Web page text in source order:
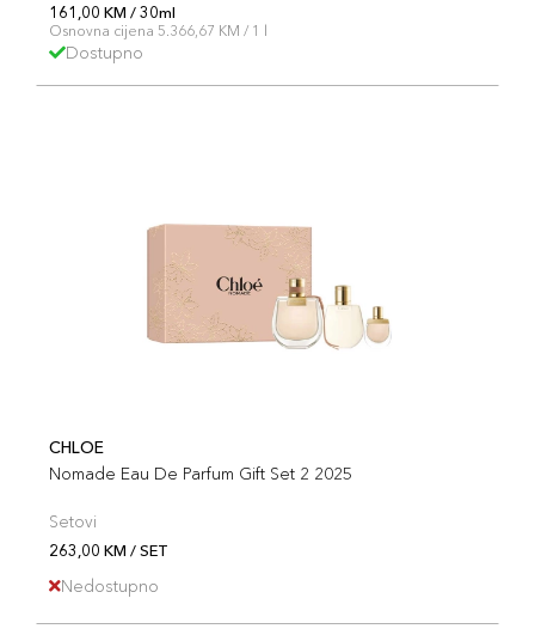
161,00 KM / 30ml
Osnovna cijena 5.366,67 KM / 1 l
Dostupno
CHLOE
Nomade Eau De Parfum Gift Set 2 2025
Setovi
263,00 KM / SET
Nedostupno